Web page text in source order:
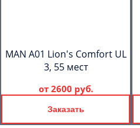
MAN A01 Lion's Comfort UL
3, 55 мест
от 2600 руб.
Заказать